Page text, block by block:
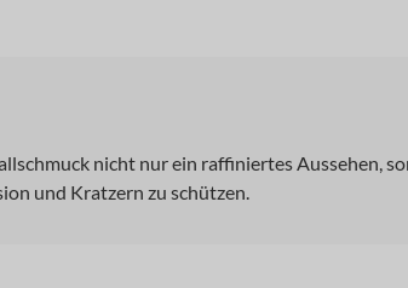
nicht nur ein raffiniertes Aussehen,
und Kratzern zu schützen.